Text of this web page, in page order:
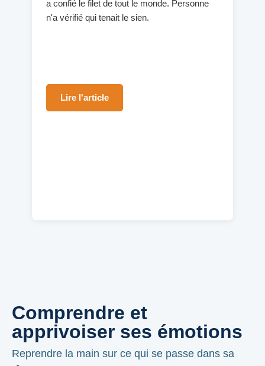
a confié le filet de tout le monde. Personne
n'a vérifié qui tenait le sien.
Lire l'article
Comprendre et
apprivoiser ses émotions
Reprendre la main sur ce qui se passe dans sa